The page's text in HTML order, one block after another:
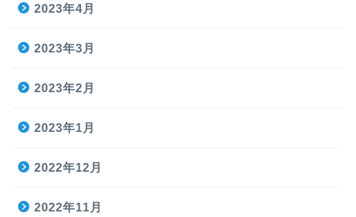
2023年4月
2023年3月
2023年2月
2023年1月
2022年12月
2022年11月